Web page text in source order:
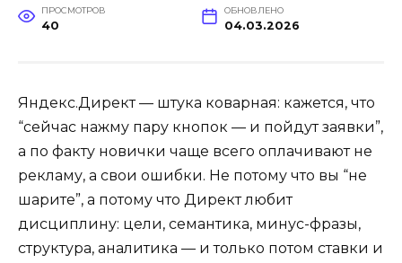
ПРОСМОТРОВ
40
ОБНОВЛЕНО
04.03.2026
Яндекс.Директ — штука коварная: кажется, что
“сейчас нажму пару кнопок — и пойдут заявки”,
а по факту новички чаще всего оплачивают не
рекламу, а свои ошибки. Не потому что вы “не
шарите”, а потому что Директ любит
дисциплину: цели, семантика, минус-фразы,
структура, аналитика — и только потом ставки и